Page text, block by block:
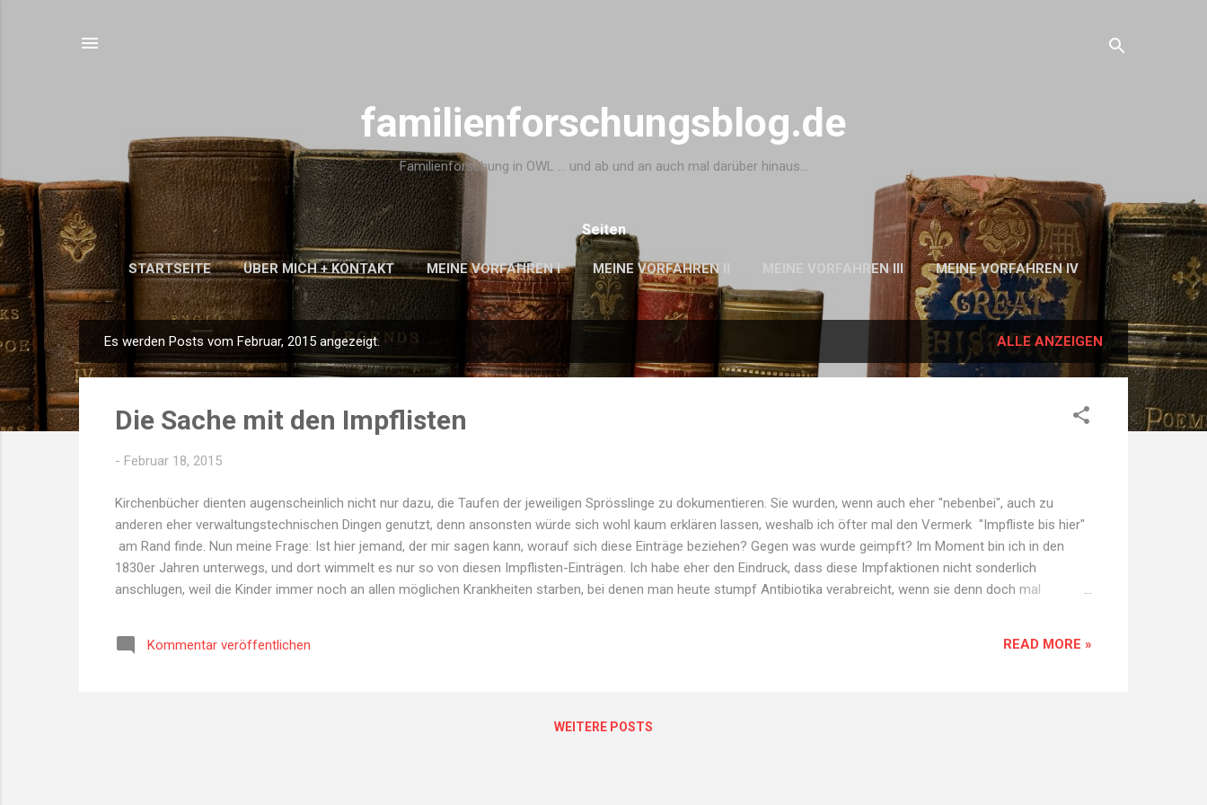
familienforschungsblog.de
Familienforschung in OWL ... und ab und an auch mal darüber hinaus...
Seiten
STARTSEITE ÜBER MICH + KONTAKT MEINE VORFAHREN I MEINE VORFAHREN II MEINE VORFAHREN III MEINE VORFAHREN IV
WERTHERS GEDÄCHTNIS MEHR… DIE SCHWIEGER-SIPPE
P
o
Es werden Posts vom Februar, 2015 angezeigt. ALLE ANZEIGEN
Die Sache mit den Impflisten
- Februar 18, 2015
Kirchenbücher dienten augenscheinlich nicht nur dazu, die Taufen der jeweiligen Sprösslinge zu dokumentieren. Sie wurden, wenn auch eher "nebenbei", auch zu
anderen eher verwaltungstechnischen Dingen genutzt, denn ansonsten würde sich wohl kaum erklären lassen, weshalb ich öfter mal den Vermerk "Impfliste bis hier"
am Rand finde. Nun meine Frage: Ist hier jemand, der mir sagen kann, worauf sich diese Einträge beziehen? Gegen was wurde geimpft? Im Moment bin ich in den
1830er Jahren unterwegs, und dort wimmelt es nur so von diesen Impflisten-Einträgen. Ich habe eher den Eindruck, dass diese Impfaktionen nicht sonderlich
anschlugen, weil die Kinder immer noch an allen möglichen Krankheiten starben, bei denen man heute stumpf Antibiotika verabreicht, wenn sie denn doch mal
Kommentar veröffentlichen READ MORE »
WEITERE POSTS